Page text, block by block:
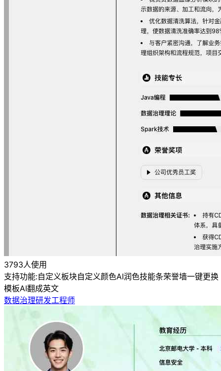
3793人使用
支持功能:自定义板块自定义颜色AI润色技能条荣誉墙一键更换
模板AI翻成英文
数据治理研发工程师